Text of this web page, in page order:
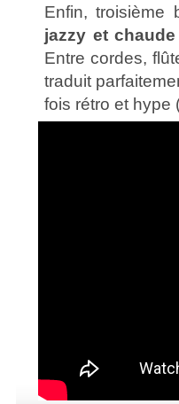
Enfin,
jazzy et
Entre cordes,
traduit
fois rétro et hype